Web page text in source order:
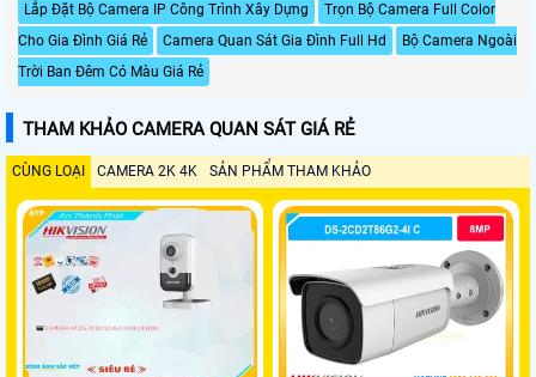
Lắp Đặt Bộ Camera IP Công Trình Xây Dựng
Trọn Bộ Camera Full Color
Cho Gia Đình Giá Rẻ
Camera Quan Sát Gia Đình Full Hd
Bộ Camera Ngoài
Trời Ban Đêm Có Màu Giá Rẻ
THAM KHẢO CAMERA QUAN SÁT GIÁ RẺ
CÙNG LOẠI CAMERA 2K 4K SẢN PHẨM THAM KHẢO